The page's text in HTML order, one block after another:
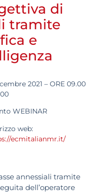
di
tramite
e
2021 – ORE 09.00
WEBINAR
web:
ecmitalianmr.it/
annessiali tramite
dell’operatore